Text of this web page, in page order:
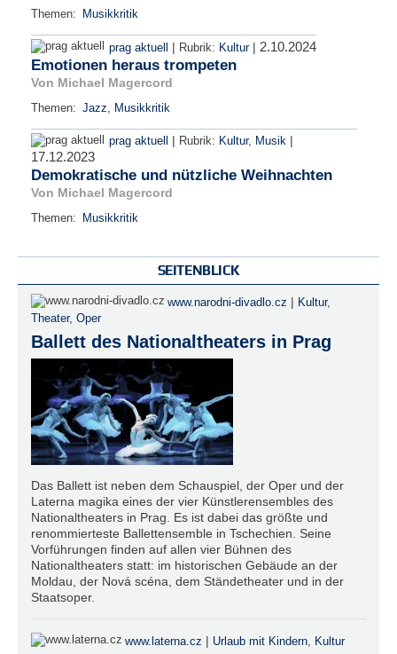
Themen: Musikkritik
prag aktuell | Rubrik: Kultur | 2.10.2024
Emotionen heraus trompeten
Von Michael Magercord
Themen: Jazz, Musikkritik
prag aktuell | Rubrik: Kultur, Musik |
17.12.2023
Demokratische und nützliche Weihnachten
Von Michael Magercord
Themen: Musikkritik
SEITENBLICK
www.narodni-divadlo.cz | Kultur,
Theater, Oper
Ballett des Nationaltheaters in Prag
Das Ballett ist neben dem Schauspiel, der Oper und der
Laterna magika eines der vier Künstlerensembles des
Nationaltheaters in Prag. Es ist dabei das größte und
renommierteste Ballettensemble in Tschechien. Seine
Vorführungen finden auf allen vier Bühnen des
Nationaltheaters statt: im historischen Gebäude an der
Moldau, der Nová scéna, dem Ständetheater und in der
Staatsoper.
www.laterna.cz | Urlaub mit Kindern, Kultur